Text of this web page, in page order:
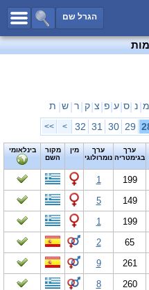
הגרל שם
כל השמות
שמות לבנים
שמות משותפים
שמות נפוצים
שמות נדירים
קטגוריות
מפורסמיםחדש!
נומרולוגיה
הוסף שם
צור קשר
פייסבוק
מ נ ס ע פ צ ק ר ש ת
29
30
31
32
>
>>
ערך
בגימטריה
ערך
נומרולוגי
מין
מקור
השם
בינלאומי
199
1
149
5
199
1
65
2
261
9
260
8